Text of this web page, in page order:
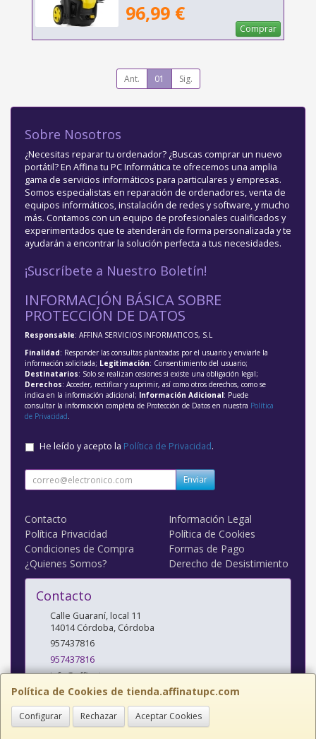
96,99 €
Comprar
Ant. 01 Sig.
Política de Cookies de tienda.affinatupc.com
Configurar Rechazar Aceptar Cookies
Sobre Nosotros
¿Necesitas reparar tu ordenador? ¿Buscas comprar un nuevo
portátil? En Affina tu PC Informática te ofrecemos una amplia
gama de servicios informáticos para particulares y empresas.
Somos especialistas en reparación de ordenadores, venta de
equipos informáticos, instalación de redes y software, y mucho
más. Contamos con un equipo de profesionales cualificados y
experimentados que te atenderán de forma personalizada y te
ayudarán a encontrar la solución perfecta a tus necesidades.
¡Suscríbete a Nuestro Boletín!
INFORMACIÓN BÁSICA SOBRE
PROTECCIÓN DE DATOS
Responsable: AFFINA SERVICIOS INFORMATICOS, S.L
Finalidad: Responder las consultas planteadas por el usuario y enviarle la
información solicitada; Legitimación: Consentimiento del usuario;
Destinatarios: Solo se realizan cesiones si existe una obligación legal;
Derechos: Acceder, rectificar y suprimir, así como otros derechos, como se
indica en la información adicional; Información Adicional: Puede
consultar la información completa de Protección de Datos en nuestra Política
de Privacidad.
He leído y acepto la Política de Privacidad.
Enviar
Contacto
Información Legal
Política Privacidad
Política de Cookies
Condiciones de Compra
Formas de Pago
¿Quienes Somos?
Derecho de Desistimiento
Contacto
Calle Guaraní, local 11
14014 Córdoba, Córdoba
957437816
957437816
info@affinatupc.com
Horario